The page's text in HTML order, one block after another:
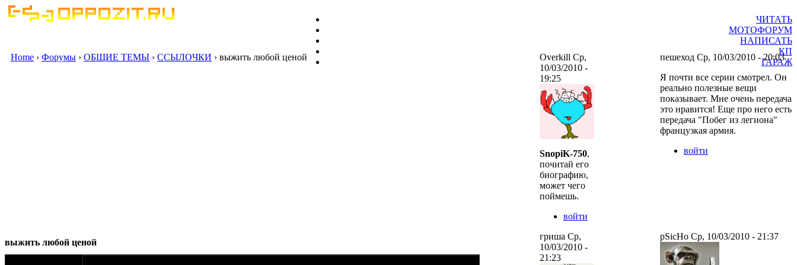
ЧИТАТЬ
МОТОФОРУМ
НАПИСАТЬ
КП
ГАРАЖ
Home › Форумы › ОБЩИЕ ТЕМЫ › ССЫЛОЧКИ › выжить любой ценой
выжить любой ценой
Overkill Ср,
10/03/2010 -
19:25
SnopiK-750,
почитай его
биографию,
может чего
поймешь.
войти
пешеход Ср, 10/03/2010 - 20:03
Я почти все серии смотрел. Он
реально полезные вещи
показывает. Мне очень передача
это нравится! Еще про него есть
передача "Побег из легиона"
французкая армия.
войти
гриша Ср,
10/03/2010 -
21:23
pSicHo Ср, 10/03/2010 - 21:37